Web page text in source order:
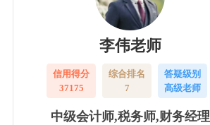
李伟老师
信用得分
37175
综合排名
7
答疑级别
高级老师
中级会计师,税务师,财务经理